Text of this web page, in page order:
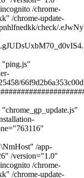
/chrome-
/chrome-update-
check/
"ping.js"
/app-
/version="1.0"
/chrome-
/chrome-update-